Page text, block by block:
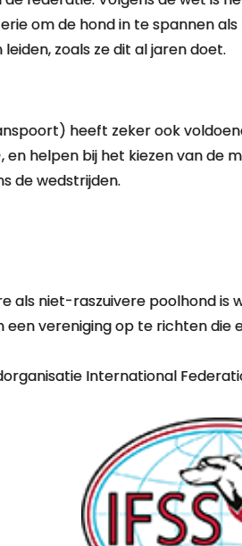
om de hond in te spannen
zoals ze dit al jaren doet.
heeft zeker ook
helpen bij het kiezen van
de wedstrijden.
als niet-raszuivere poolhond is
een vereniging op te richten
International